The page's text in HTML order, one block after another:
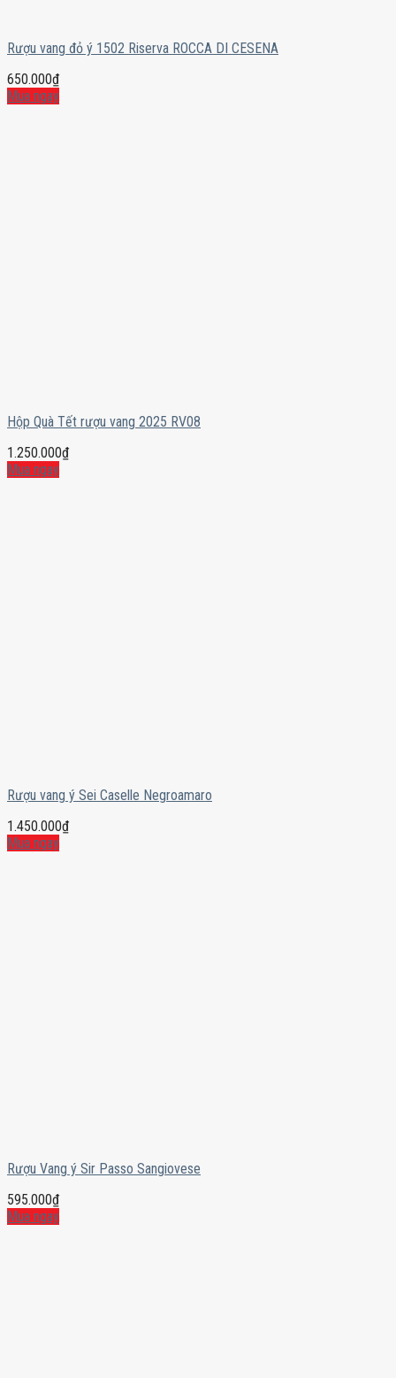
Rượu vang đỏ ý 1502 Riserva ROCCA DI CESENA
650.000₫
Mua ngay
Hộp Quà Tết rượu vang 2025 RV08
1.250.000₫
Mua ngay
Rượu vang ý Sei Caselle Negroamaro
1.450.000₫
Mua ngay
Rượu Vang ý Sir Passo Sangiovese
595.000₫
Mua ngay